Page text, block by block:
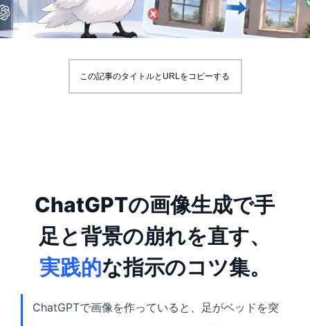
この記事のタイトルとURLをコピーする
ChatGPTの画像生成で手
足と背景の崩れを直す、
実践的な指示のコツ集。
ChatGPTで画像を作っていると、足がベッドを突